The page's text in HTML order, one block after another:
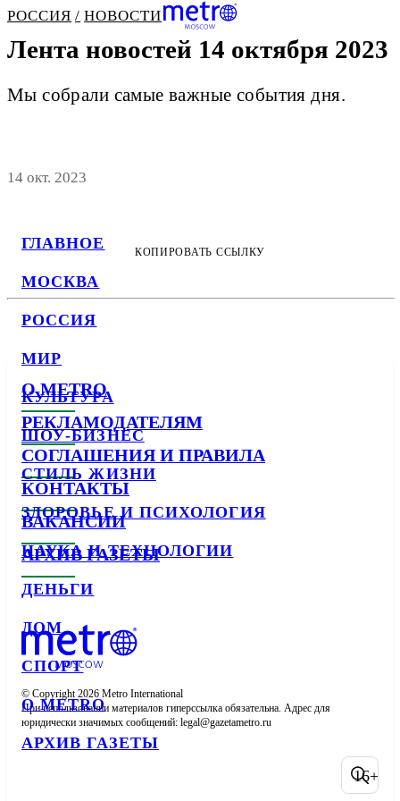
ГЛАВНОЕ
МОСКВА
РОССИЯ
МИР
КУЛЬТУРА
ШОУ-БИЗНЕС
СТИЛЬ ЖИЗНИ
ЗДОРОВЬЕ И ПСИХОЛОГИЯ
НАУКА И ТЕХНОЛОГИИ
ДЕНЬГИ
ДОМ
СПОРТ
О METRO
АРХИВ ГАЗЕТЫ
РОССИЯ НОВОСТИ
Лента новостей 14 октября 2023
Мы собрали самые важные события дня.
14 окт. 2023
КОПИРОВАТЬ ССЫЛКУ
О METRO
РЕКЛАМОДАТЕЛЯМ
СОГЛАШЕНИЯ И ПРАВИЛА
КОНТАКТЫ
ВАКАНСИИ
АРХИВ ГАЗЕТЫ
© Copyright 2026 Metro International
При использовании материалов гиперссылка обязательна. Адрес для
юридически значимых сообщений:
16+